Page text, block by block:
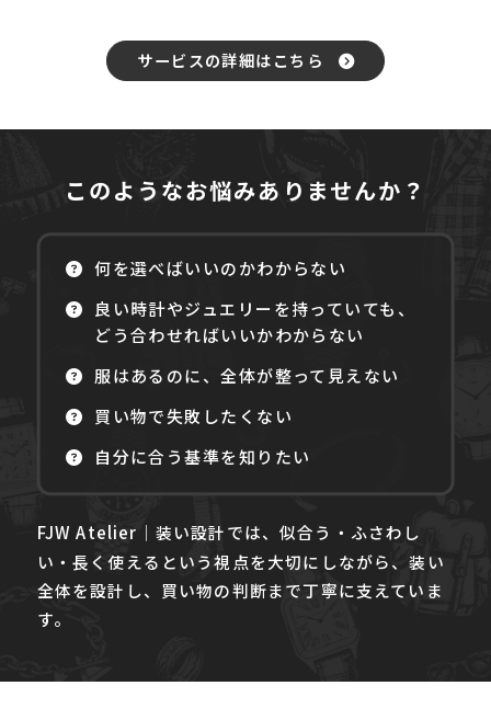
サービスの詳細はこちら
このようなお悩みありませんか？
何を選べばいいのかわからない
良い時計やジュエリーを持っていても、
どう合わせればいいかわからない
服はあるのに、全体が整って見えない
買い物で失敗したくない
自分に合う基準を知りたい
FJW Atelier ｜装い設計では、似合う・ふさわし
い・長く使えるという視点を大切にしながら、装い
全体を設計し、買い物の判断まで丁寧に支えていま
す。